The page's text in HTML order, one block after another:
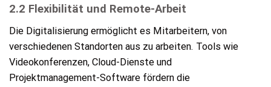
2.2 Flexibilität und Remote-Arbeit
Die Digitalisierung ermöglicht es Mitarbeitern, von
verschiedenen Standorten aus zu arbeiten. Tools wie
Videokonferenzen, Cloud-Dienste und
Projektmanagement-Software fördern die